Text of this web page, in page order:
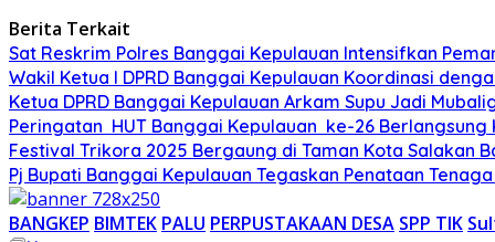
Berita Terkait
Sat Reskrim Polres Banggai Kepulauan Intensifkan
Wakil Ketua I DPRD Banggai Kepulauan Koordinasi
Ketua DPRD Banggai Kepulauan Arkam Supu Jadi
Peringatan HUT Banggai Kepulauan ke-26
Festival Trikora 2025 Bergaung di Taman Kota Salakan
Pj Bupati Banggai Kepulauan Tegaskan Penataan
BANGKEP BIMTEK PALU PERPUSTAKAAN DESA SPP TIK